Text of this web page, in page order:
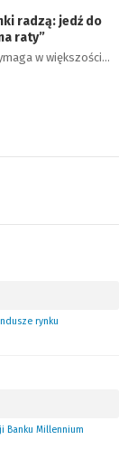
radzą: jedź do
raty”
w większości…
rynku
Banku Millennium